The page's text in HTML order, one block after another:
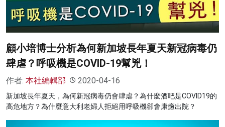
顧小培博士分析為何新加坡長年夏天新冠病毒仍
肆虐？呼吸機是COVID-19幫兇！
作者: 本社編輯部 2020-04-16
新加坡長年夏天，為何新冠病毒仍會肆虐？為什麼酒吧是COVID19的
高危地方？為什麼意大利老婦人拒絕用呼吸機卻會康癒出院？